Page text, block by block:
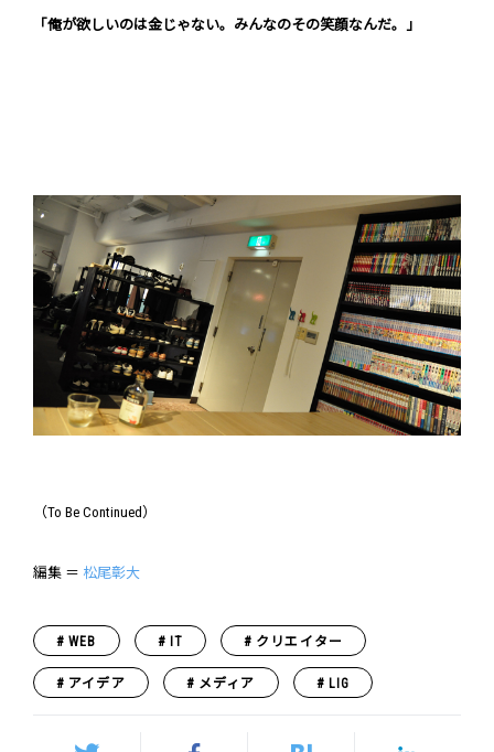
「俺が欲しいのは金じゃない。みんなのその笑顔なんだ。」
（To Be Continued）
編集 ＝ 松尾彰大
WEB IT クリエイター
アイデア メディア LIG